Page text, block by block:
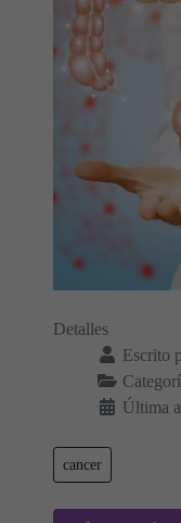
Detalles
Escrito
Última
cancer